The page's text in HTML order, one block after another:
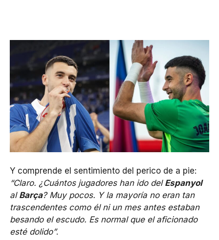
Y comprende el sentimiento del perico de a pie:
“Claro. ¿Cuántos jugadores han ido del Espanyol
al Barça? Muy pocos. Y la mayoría no eran tan
trascendentes como él ni un mes antes estaban
besando el escudo. Es normal que el aficionado
esté dolido”.